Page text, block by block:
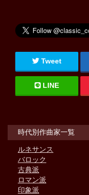
Tweet
LINE
時代別作曲家一覧
ルネサンス
バロック
古典派
ロマン派
印象派